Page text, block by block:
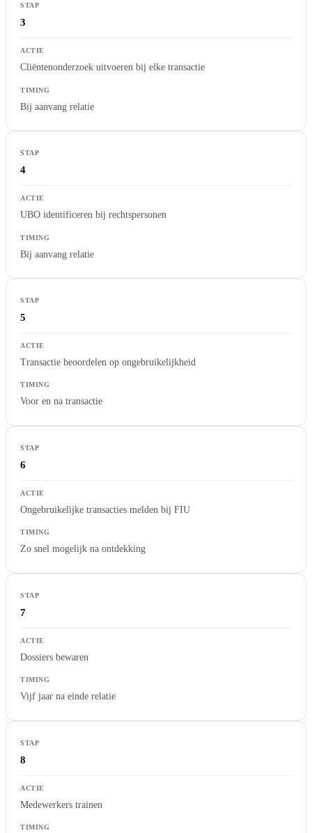
3
Cliëntenonderzoek uitvoeren bij elke transactie
Bij aanvang relatie
4
UBO identificeren bij rechtspersonen
Bij aanvang relatie
5
Transactie beoordelen op ongebruikelijkheid
Voor en na transactie
6
Ongebruikelijke transacties melden bij FIU
Zo snel mogelijk na ontdekking
7
Dossiers bewaren
Vijf jaar na einde relatie
8
Medewerkers trainen